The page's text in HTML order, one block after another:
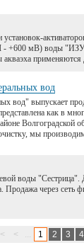
и установок-
мВ) воды
вод
вод" выпускает
как в
Волгоградской
мы
воды
через сеть
< ... 1 2 3 4